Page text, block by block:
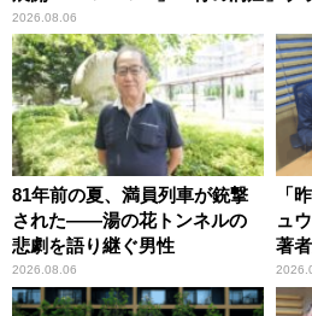
2026.08.06
81年前の夏、満員列車が銃撃
された――湯の花トンネルの
悲劇を語り継ぐ男性
2026.08.06
「
ュ
著
恵